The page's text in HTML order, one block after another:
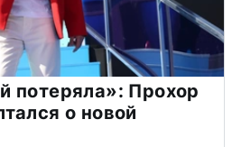
потеряла»: Прохор
о новой